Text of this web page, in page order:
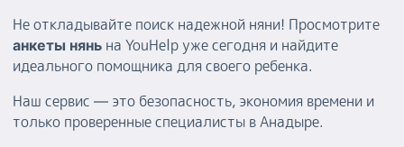
Не откладывайте поиск надежной няни! Просмотрите
анкеты нянь на YouHelp уже сегодня и найдите
идеального помощника для своего ребенка.
Наш сервис — это безопасность, экономия времени и
только проверенные специалисты в Анадыре.